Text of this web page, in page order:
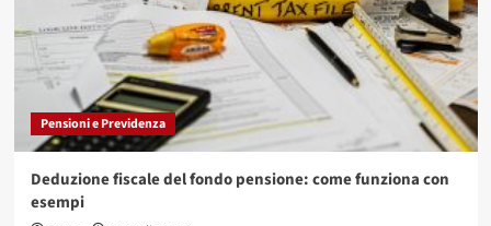
Pensioni e Previdenza
Deduzione fiscale del fondo pensione: come funziona con
esempi